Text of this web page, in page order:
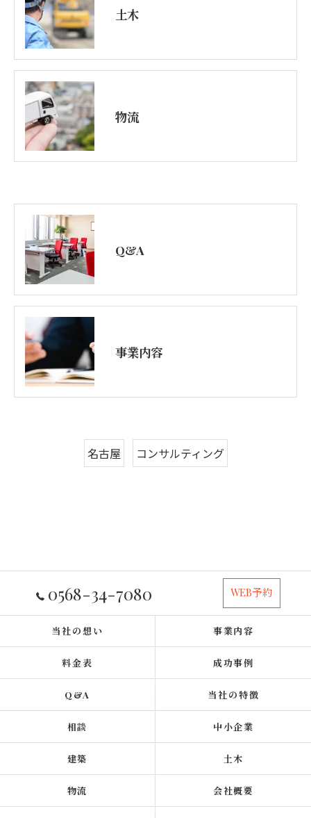
土木
物流
Q&A
事業内容
名古屋 コンサルティング
0568-34-7080 WEB予約
当社の想い 事業内容
料金表 成功事例
Q&A 当社の特徴
相談 中小企業
建築 土木
物流 会社概要